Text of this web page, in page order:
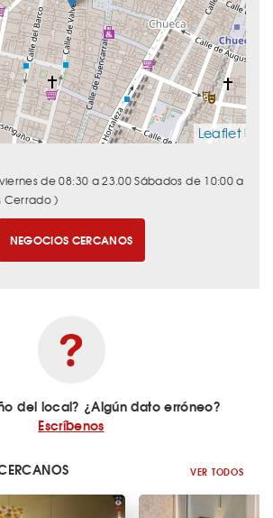
Leaflet
de 08:30 a 23.00 Sábados de 10:00 a
Cerrado )
NEGOCIOS CERCANOS
del local? ¿Algún dato erróneo?
Escríbenos
VER TODOS